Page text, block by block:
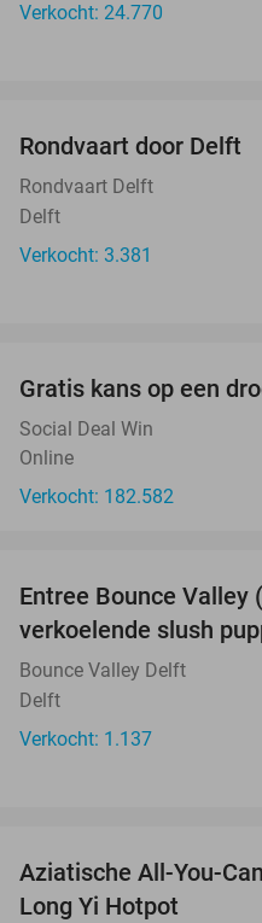
Verkocht: 24.770
Rondvaart door Delft
Rondvaart Delft
Delft
Verkocht: 3.381
Gratis kans op een
Social Deal Win
Online
Verkocht: 182.582
Entree Bounce Valley
verkoelende slush
Bounce Valley Delft
Delft
Verkocht: 1.137
Aziatische All-You-
Long Yi Hotpot